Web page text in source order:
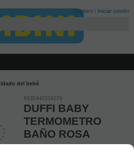
Registro / Iniciar sesión
del bebé
8435440334279
DUFFI BABY
TERMOMETRO
BAÑO ROSA